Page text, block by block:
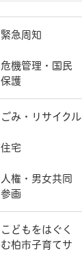
緊急周知
危機管理・国民
保護
ごみ・リサイクル
住宅
人権・男女共同
参画
こどもをはぐく
む柏市子育てサ